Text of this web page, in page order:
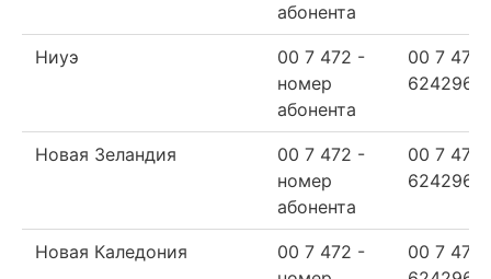
абонента
Ниуэ
00 7 472 -
номер
абонента
00 7 472
624296
Новая Зеландия
00 7 472 -
номер
абонента
00 7 472
624296
Новая Каледония
00 7 472 -
00 7 472